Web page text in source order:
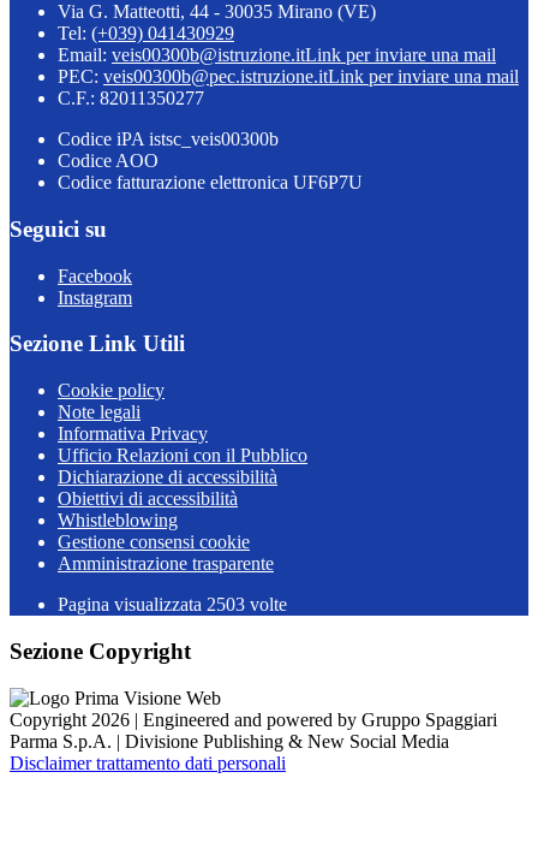
Via G. Matteotti, 44 - 30035 Mirano (VE)
Tel: (+039) 041430929
Email: veis00300b@istruzione.itLink per inviare una mail
PEC: veis00300b@pec.istruzione.itLink per inviare una mail
C.F.: 82011350277
Codice iPA istsc_veis00300b
Codice AOO
Codice fatturazione elettronica UF6P7U
Seguici su
Facebook
Instagram
Sezione Link Utili
Cookie policy
Note legali
Informativa Privacy
Ufficio Relazioni con il Pubblico
Dichiarazione di accessibilità
Obiettivi di accessibilità
Whistleblowing
Gestione consensi cookie
Amministrazione trasparente
Pagina visualizzata 2503 volte
Sezione Copyright
Copyright 2026 | Engineered and powered by Gruppo Spaggiari
Parma S.p.A. | Divisione Publishing & New Social Media
Disclaimer trattamento dati personali